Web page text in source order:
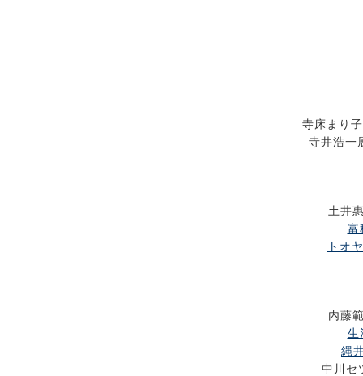
寺床まり
寺井浩一
土井
富
トオ
内藤
生
縄
中川セ